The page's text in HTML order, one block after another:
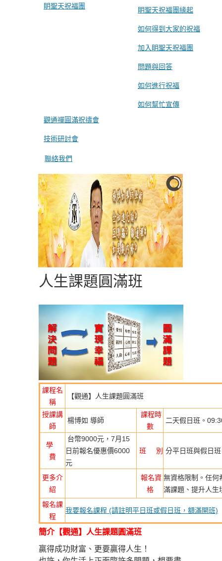
眀聖天祝福團 眀聖天祝福團緣起
如何得到大家的祝福
加入眀聖天祝福團
問題與回答
如何進行祝福
如何幫忙宣傳
觀通禪圓滿祝禱會
技術研討會
聯絡我們
人生課題圓滿班
課程名
稱
【觀通】人生課題圓滿班
授課講
師
楊博如 導師
課程時
數
二天假日班。
學
費
台幣9000元，7月15
日前報名優惠價6000
元
班 別 分平日班與假日
更多介
紹
報名資
格
無資格限制。任何
滿課題、提升人生
報名課
程
我要報名課程 (請註明平日班或假日班，額滿開班)
簡介【觀通】 人生課題圓滿班
贏得成功財富、更要贏得人生！